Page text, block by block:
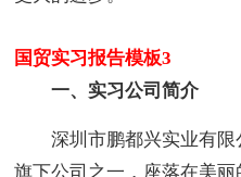
国贸实习报告模板3
一、实习公司简介
深圳市鹏都兴实业有限
旗下公司之一，座落在美